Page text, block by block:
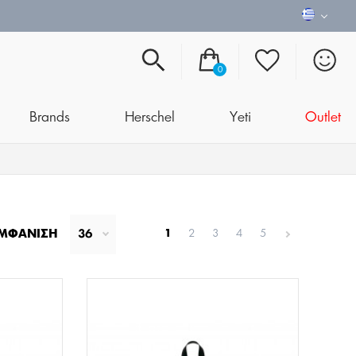
0
Brands Herschel Yeti Outlet
36 1 2 3 4 5